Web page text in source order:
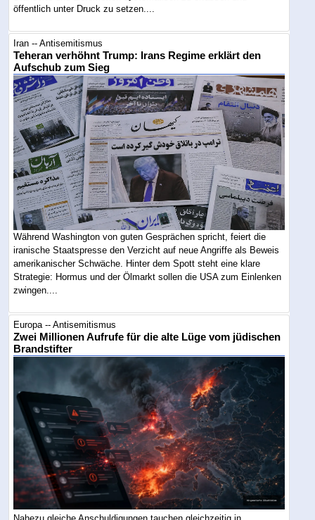
öffentlich unter Druck zu setzen....
Iran -- Antisemitismus
Teheran verhöhnt Trump: Irans Regime erklärt den
Aufschub zum Sieg
Während Washington von guten Gesprächen spricht, feiert die
iranische Staatspresse den Verzicht auf neue Angriffe als Beweis
amerikanischer Schwäche. Hinter dem Spott steht eine klare
Strategie: Hormus und der Ölmarkt sollen die USA zum Einlenken
zwingen....
Europa -- Antisemitismus
Zwei Millionen Aufrufe für die alte Lüge vom jüdischen
Brandstifter